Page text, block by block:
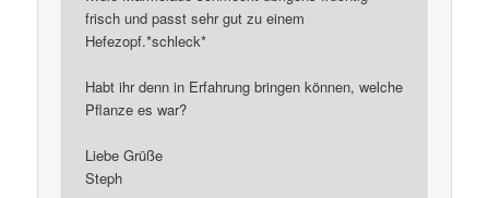
frisch und passt sehr gut zu einem
Hefezopf.*schleck*
Habt ihr denn in Erfahrung bringen können, welche
Pflanze es war?
Liebe Grüße
Steph